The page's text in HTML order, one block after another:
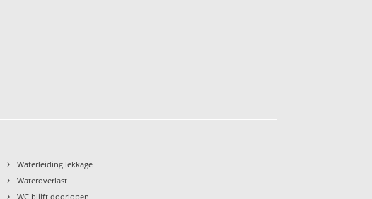
› Waterleiding lekkage
› Wateroverlast
› WC blijft doorlopen